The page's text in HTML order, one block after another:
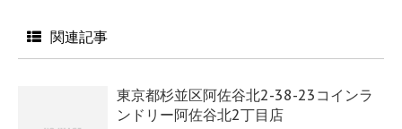
関連記事
東京都杉並区阿佐谷北2-38-23コインラ
ンドリー阿佐谷北2丁目店